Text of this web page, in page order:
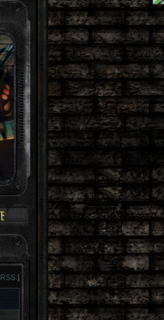
всерьез, многие так и
RSS ]